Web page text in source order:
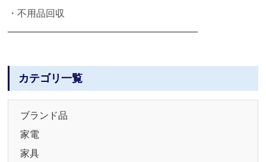
・不用品回収
━━━━━━━━━━━━━━━━━━━━
カテゴリ一覧
ブランド品
家電
家具